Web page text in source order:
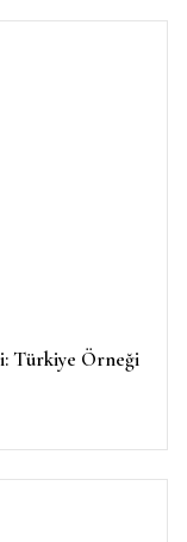
Türkiye Örneği